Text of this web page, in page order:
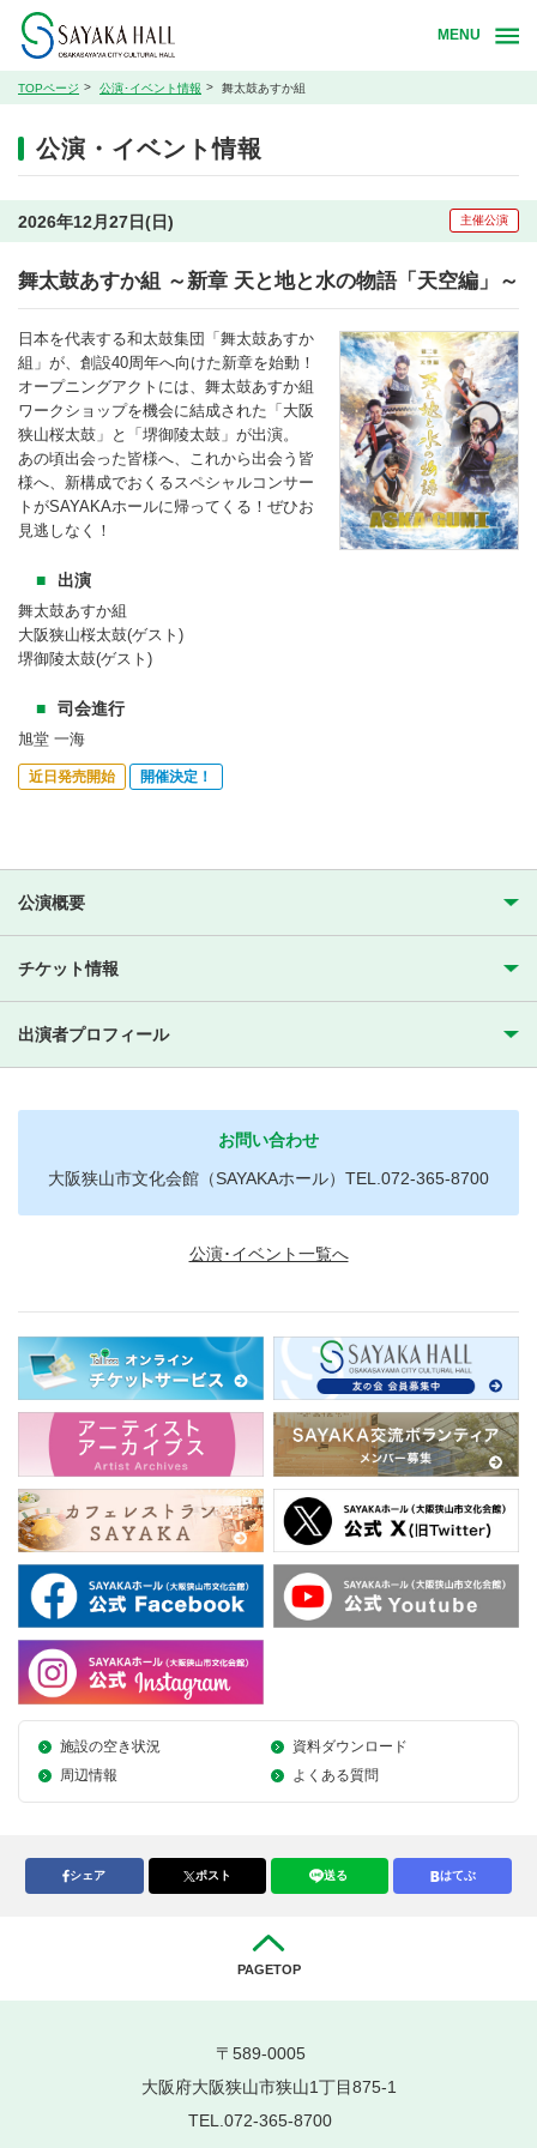
MENU
TOPページ 公演･イベント情報 舞太鼓あすか組
公演・イベント情報
2026年12月27日(日) 主催公演
舞太鼓あすか組 ～新章 天と地と水の物語「天空編」～
日本を代表する和太鼓集団「舞太鼓あすか
組」が、創設40周年へ向けた新章を始動！
オープニングアクトには、舞太鼓あすか組
ワークショップを機会に結成された「大阪
狭山桜太鼓」と「堺御陵太鼓」が出演。
あの頃出会った皆様へ、これから出会う皆
様へ、新構成でおくるスペシャルコンサー
トがSAYAKAホールに帰ってくる！ぜひお
見逃しなく！
出演
舞太鼓あすか組
大阪狭山桜太鼓(ゲスト)
堺御陵太鼓(ゲスト)
司会進行
旭堂 一海
近日発売開始 開催決定！
公演概要
チケット情報
出演者プロフィール
お問い合わせ
大阪狭山市文化会館（SAYAKAホール）TEL.072-365-8700
公演･イベント一覧へ
施設の空き状況
資料ダウンロード
周辺情報
よくある質問
シェア ポスト 送る はてぶ
PAGETOP
〒589-0005
大阪府大阪狭山市狭山1丁目875-1
TEL.072-365-8700